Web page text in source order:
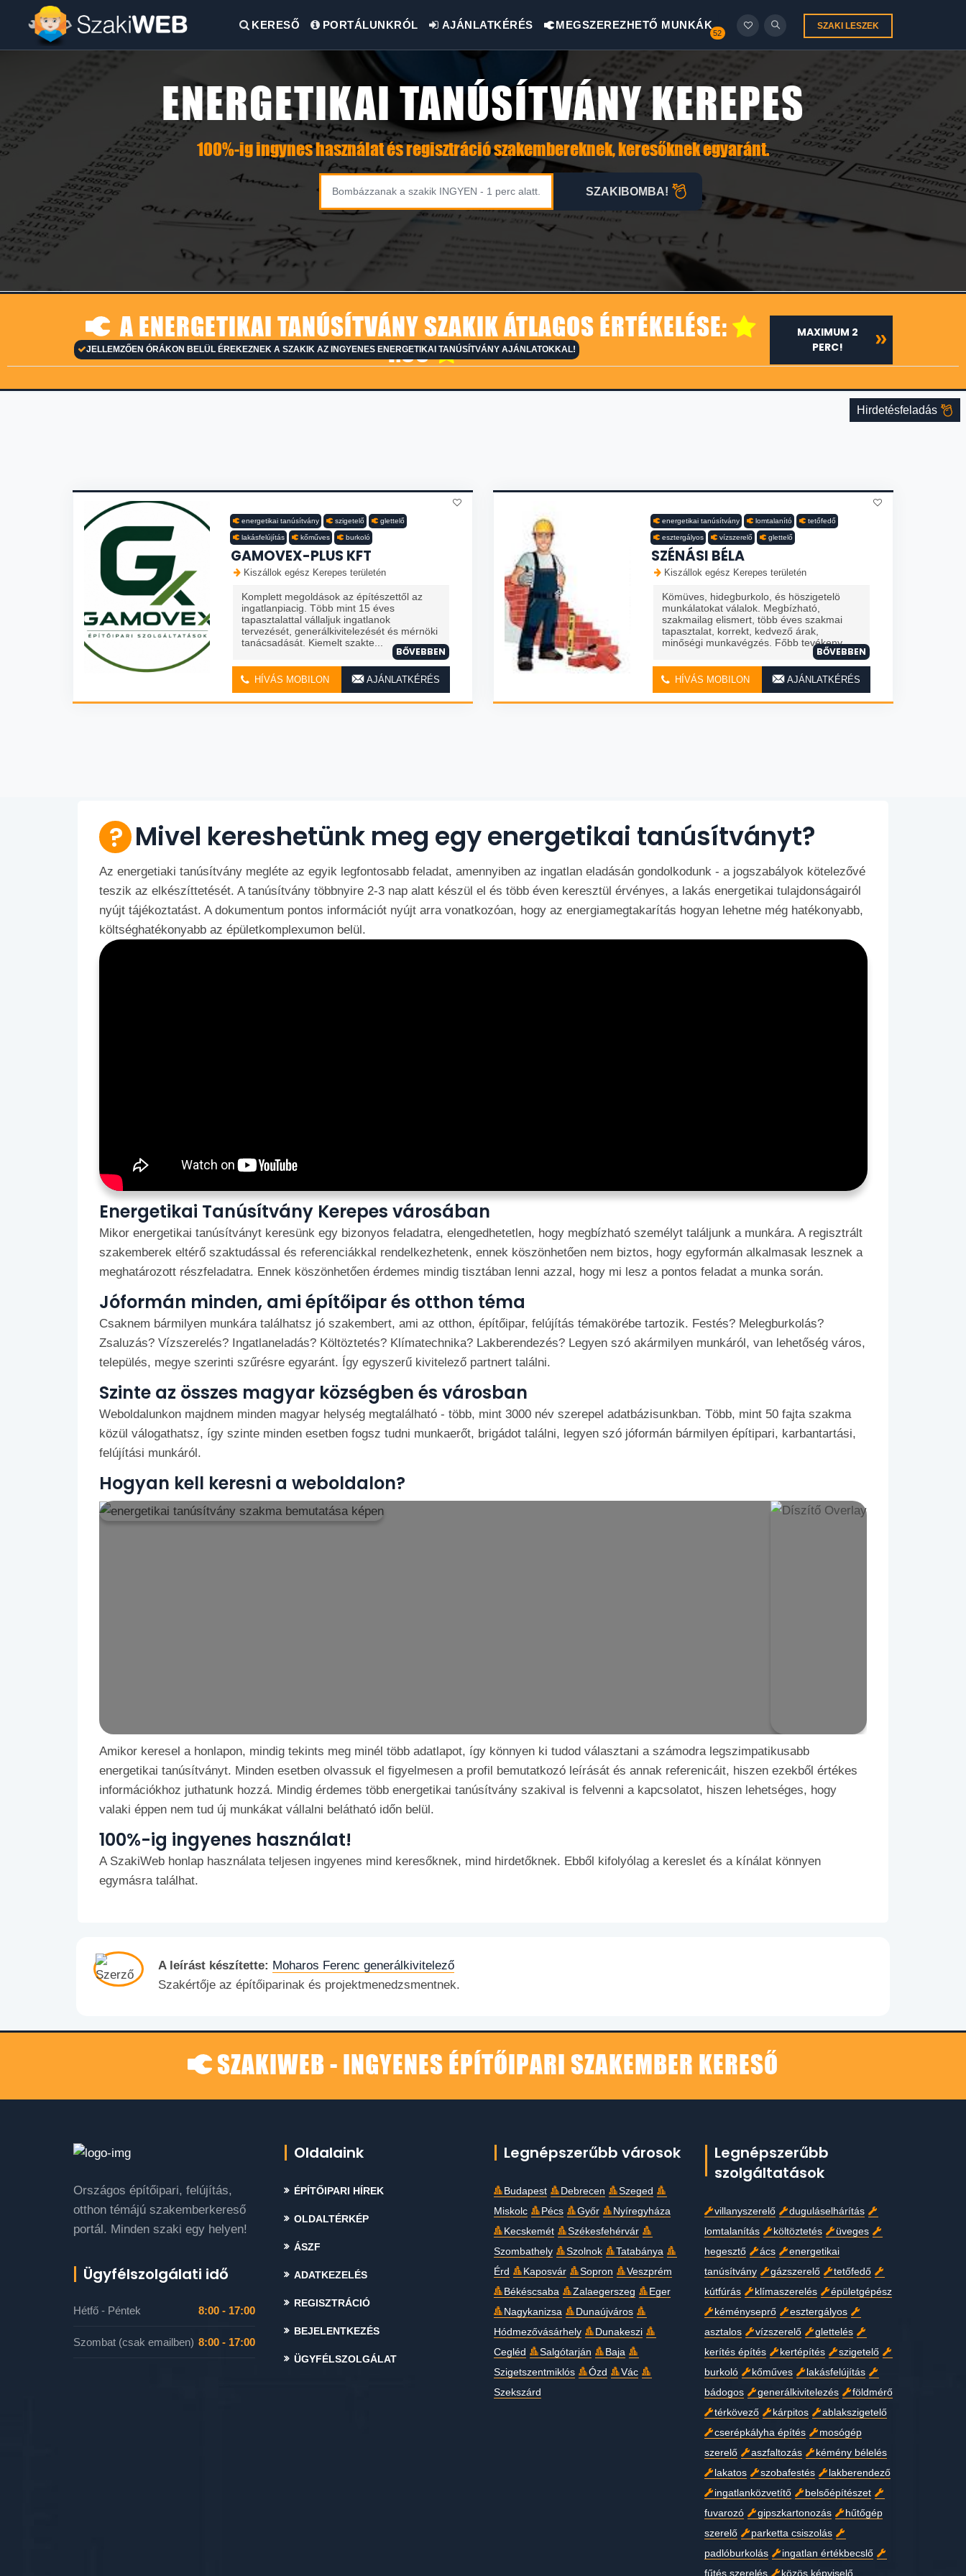
SZAKI LESZEK
KERESŐ PORTÁLUNKRÓL AJÁNLATKÉRÉS MEGSZEREZHETŐ MUNKÁK
52
ENERGETIKAI TANÚSÍTVÁNY KEREPES
100%-ig ingynes használat és regisztráció szakembereknek, keresőknek egyaránt.
SZAKIBOMBA!
A ENERGETIKAI TANÚSÍTVÁNY SZAKIK ÁTLAGOS ÉRTÉKELÉSE:
4.66
JELLEMZŐEN ÓRÁKON BELÜL ÉREKEZNEK A SZAKIK AZ INGYENES ENERGETIKAI TANÚSÍTVÁNY AJÁNLATOKKAL!
MAXIMUM 2
PERC!
energetikai tanúsítvány szigetelő glettelő
lakásfelújítás kőműves burkoló
GAMOVEX-PLUS KFT
Kiszállok egész Kerepes területén
Komplett megoldások az építészettől az
ingatlanpiacig. Több mint 15 éves
tapasztalattal vállaljuk ingatlanok
tervezését, generálkivitelezését és mérnöki
tanácsadását. Kiemelt szakte...
BŐVEBBEN
HÍVÁS MOBILON AJÁNLATKÉRÉS
energetikai tanúsítvány lomtalanító tetőfedő
esztergályos vízszerelő glettelő
SZÉNÁSI BÉLA
Kiszállok egész Kerepes területén
Kömüves, hidegburkolo, és höszigetelö
munkálatokat válalok. Megbízható,
szakmailag elismert, több éves szakmai
tapasztalat, korrekt, kedvező árak,
minőségi munkavégzés. Főbb tevékeny...
BŐVEBBEN
HÍVÁS MOBILON AJÁNLATKÉRÉS
Hirdetésfeladás
Mivel kereshetünk meg egy energetikai tanúsítványt?
Az energetiaki tanúsítvány megléte az egyik legfontosabb feladat, amennyiben az ingatlan eladásán gondolkodunk - a jogszabályok kötelezővé
teszik az elkészíttetését. A tanúsítvány többnyire 2-3 nap alatt készül el és több éven keresztül érvényes, a lakás energetikai tulajdonságairól
nyújt tájékoztatást. A dokumentum pontos információt nyújt arra vonatkozóan, hogy az energiamegtakarítás hogyan lehetne még hatékonyabb,
költséghatékonyabb az épületkomplexumon belül.
Energetikai Tanúsítvány Kerepes városában
Mikor energetikai tanúsítványt keresünk egy bizonyos feladatra, elengedhetetlen, hogy megbízható személyt találjunk a munkára. A regisztrált
szakemberek eltérő szaktudással és referenciákkal rendelkezhetenk, ennek köszönhetően nem biztos, hogy egyformán alkalmasak lesznek a
meghatározott részfeladatra. Ennek köszönhetően érdemes mindig tisztában lenni azzal, hogy mi lesz a pontos feladat a munka során.
Jóformán minden, ami építőipar és otthon téma
Csaknem bármilyen munkára találhatsz jó szakembert, ami az otthon, építőipar, felújítás témakörébe tartozik. Festés? Melegburkolás?
Zsaluzás? Vízszerelés? Ingatlaneladás? Költöztetés? Klímatechnika? Lakberendezés? Legyen szó akármilyen munkáról, van lehetőség város,
település, megye szerinti szűrésre egyaránt. Így egyszerű kivitelező partnert találni.
Szinte az összes magyar községben és városban
Weboldalunkon majdnem minden magyar helység megtalálható - több, mint 3000 név szerepel adatbázisunkban. Több, mint 50 fajta szakma
közül válogathatsz, így szinte minden esetben fogsz tudni munkaerőt, brigádot találni, legyen szó jóformán bármilyen építipari, karbantartási,
felújítási munkáról.
Hogyan kell keresni a weboldalon?
Amikor keresel a honlapon, mindig tekints meg minél több adatlapot, így könnyen ki tudod választani a számodra legszimpatikusabb
energetikai tanúsítványt. Minden esetben olvassuk el figyelmesen a profil bemutatkozó leírását és annak referenicáit, hiszen ezekből értékes
információkhoz juthatunk hozzá. Mindig érdemes több energetikai tanúsítvány szakival is felvenni a kapcsolatot, hiszen lehetséges, hogy
valaki éppen nem tud új munkákat vállalni belátható időn belül.
100%-ig ingyenes használat!
A SzakiWeb honlap használata teljesen ingyenes mind keresőknek, mind hirdetőknek. Ebből kifolyólag a kereslet és a kínálat könnyen
egymásra találhat.
A leírást készítette: Moharos Ferenc generálkivitelező
Szakértője az építőiparinak és projektmenedzsmentnek.
SZAKIWEB - INGYENES ÉPÍTŐIPARI SZAKEMBER KERESŐ
Országos építőipari, felújítás,
otthon témájú szakemberkereső
portál. Minden szaki egy helyen!
Ügyfélszolgálati idő
Hétfő - Péntek 8:00 - 17:00
Szombat (csak emailben) 8:00 - 17:00
Oldalaink
ÉPÍTŐIPARI HÍREK
OLDALTÉRKÉP
ÁSZF
ADATKEZELÉS
REGISZTRÁCIÓ
BEJELENTKEZÉS
ÜGYFÉLSZOLGÁLAT
Legnépszerűbb városok
Budapest Debrecen
Szeged
Miskolc
Pécs Győr
Nyíregyháza
Kecskemét
Székesfehérvár
Szombathely
Szolnok
Tatabánya
Érd
Kaposvár Sopron
Veszprém
Békéscsaba
Zalaegerszeg
Eger
Nagykanizsa
Dunaújváros
Hódmezővásárhely
Dunakeszi
Cegléd
Salgótarján
Baja
Szigetszentmiklós
Ózd
Vác
Szekszárd
Legnépszerűbb
szolgáltatások
villanyszerelő
duguláselhárítás
lomtalanítás
költöztetés
üveges
hegesztő
ács
energetikai
tanúsítvány
gázszerelő
tetőfedő
kútfúrás
klímaszerelés
épületgépész
kéményseprő
esztergályos
asztalos
vízszerelő
glettelés
kerítés építés
kertépítés
szigetelő
burkoló
kőműves
lakásfelújítás
bádogos
generálkivitelezés
földmérő
térkövező
kárpitos
ablakszigetelő
cserépkályha építés
mosógép
szerelő
aszfaltozás
kémény bélelés
lakatos
szobafestés
lakberendező
ingatlanközvetítő
belsőépítészet
fuvarozó
gipszkartonozás
hűtőgép
szerelő
parketta csiszolás
padlóburkolás
ingatlan értékbecslő
fűtés szerelés
közös képviselő,